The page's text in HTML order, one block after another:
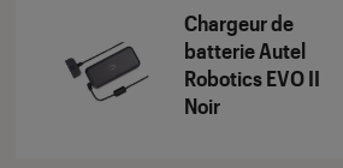
Chargeur de
batterie Autel
Robotics EVO II
Noir